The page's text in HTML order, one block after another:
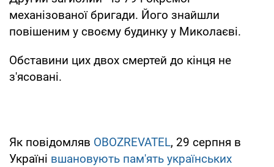
механізованої бригади. Його знайшли
повішеним у своєму будинку у Миколаєві.
Обставини цих двох смертей до кінця не
з'ясовані.
Як повідомляв OBOZREVATEL, 29 серпня в
Україні вшановують пам'ять українських